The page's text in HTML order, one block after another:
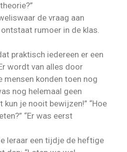
de vraag aan
rumoer in de klas.
praktisch iedereen er een
wordt van alles door
mensen konden toen nog
nog helemaal geen
kun je nooit bewijzen!” “Hoe
“Er was eerst
leraar een tijdje de heftige